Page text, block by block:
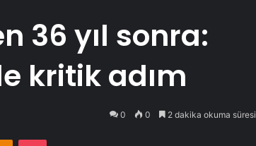
36 yıl sonra:
kritik adım
0 0 2 dakika okuma süresi
Odnoklassniki
Pocket